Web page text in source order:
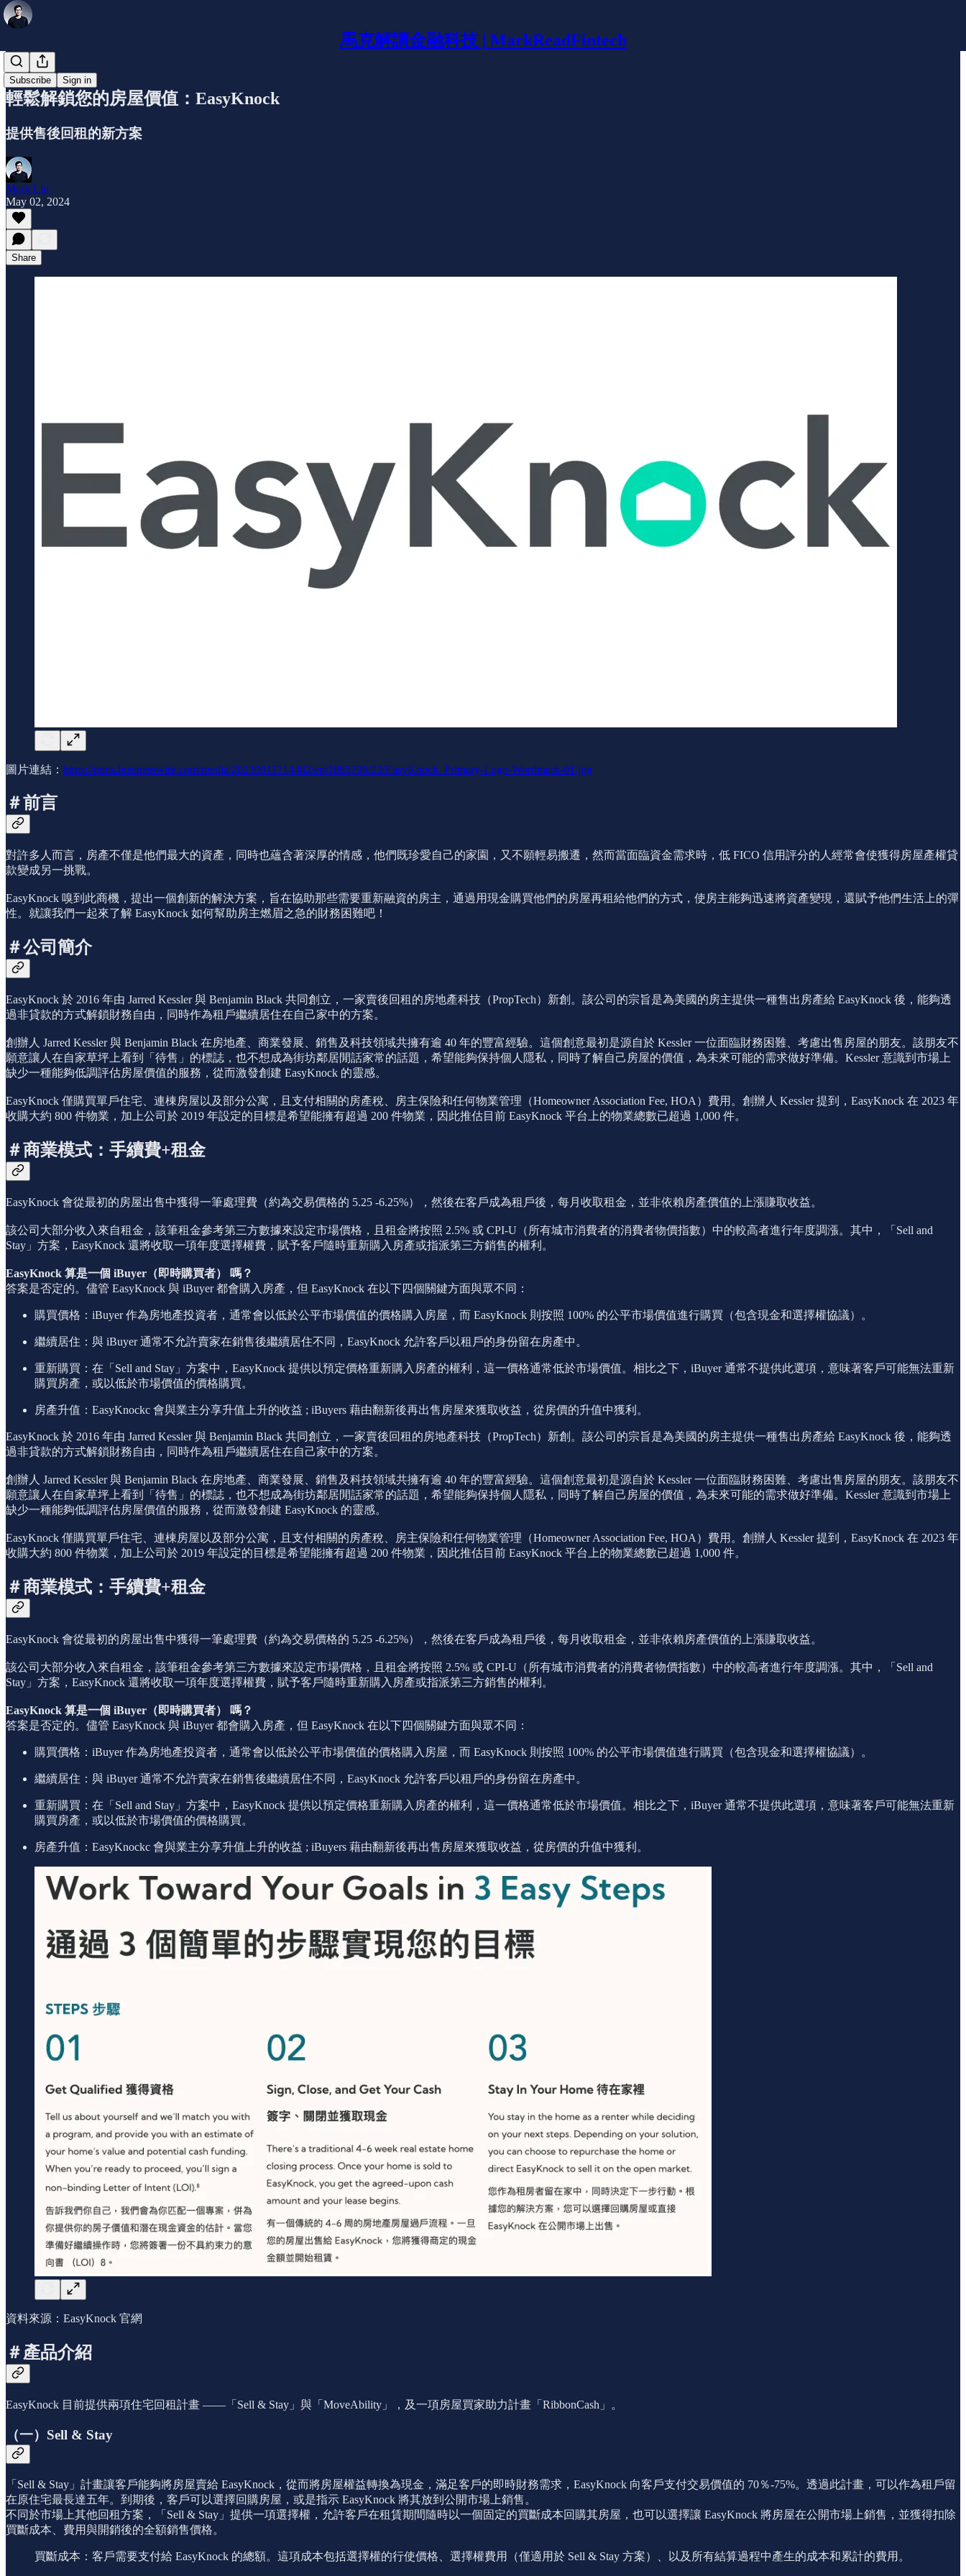
馬克解讀金融科技 | MarkReadFintech
Subscribe Sign in
公司介紹
輕鬆解鎖您的房屋價值：EasyKnock
提供售後回租的新方案
Mark Lin
May 02, 2024
Share
圖片連結： https://mms.businesswire.com/media/20230911714482/en/1885796/23/EasyKnock_Primary-Logo-Wordmark-01.jpg
＃前言
對許多人而言，房產不僅是他們最大的資產，同時也蘊含著深厚的情感，他們既珍愛自己的家園，又不願輕易搬遷，然而當面臨資金需求時，低 FICO 信用評分的人經常會使獲得房屋產權貸
款變成另一挑戰。
EasyKnock 嗅到此商機，提出一個創新的解決方案，旨在協助那些需要重新融資的房主，通過用現金購買他們的房屋再租給他們的方式，使房主能夠迅速將資產變現，還賦予他們生活上的彈
性。就讓我們一起來了解 EasyKnock 如何幫助房主燃眉之急的財務困難吧！
＃公司簡介
EasyKnock 於 2016 年由 Jarred Kessler 與 Benjamin Black 共同創立，一家賣後回租的房地產科技（PropTech）新創。該公司的宗旨是為美國的房主提供一種售出房產給 EasyKnock 後，能夠透
過非貸款的方式解鎖財務自由，同時作為租戶繼續居住在自己家中的方案。
創辦人 Jarred Kessler 與 Benjamin Black 在房地產、商業發展、銷售及科技領域共擁有逾 40 年的豐富經驗。這個創意最初是源自於 Kessler 一位面臨財務困難、考慮出售房屋的朋友。該朋友不
願意讓人在自家草坪上看到「待售」的標誌，也不想成為街坊鄰居閒話家常的話題，希望能夠保持個人隱私，同時了解自己房屋的價值，為未來可能的需求做好準備。Kessler 意識到市場上
缺少一種能夠低調評估房屋價值的服務，從而激發創建 EasyKnock 的靈感。
EasyKnock 僅購買單戶住宅、連棟房屋以及部分公寓，且支付相關的房產稅、房主保險和任何物業管理（Homeowner Association Fee, HOA）費用。創辦人 Kessler 提到，EasyKnock 在 2023 年
收購大約 800 件物業，加上公司於 2019 年設定的目標是希望能擁有超過 200 件物業，因此推估目前 EasyKnock 平台上的物業總數已超過 1,000 件。
＃商業模式：手續費+租金
EasyKnock 會從最初的房屋出售中獲得一筆處理費（約為交易價格的 5.25 -6.25%），然後在客戶成為租戶後，每月收取租金，並非依賴房產價值的上漲賺取收益。
該公司大部分收入來自租金，該筆租金參考第三方數據來設定市場價格，且租金將按照 2.5% 或 CPI-U（所有城市消費者的消費者物價指數）中的較高者進行年度調漲。其中，「Sell and
Stay」方案，EasyKnock 還將收取一項年度選擇權費，賦予客戶隨時重新購入房產或指派第三方銷售的權利。
EasyKnock 算是一個 iBuyer（即時購買者） 嗎？
答案是否定的。儘管 EasyKnock 與 iBuyer 都會購入房產，但 EasyKnock 在以下四個關鍵方面與眾不同：
購買價格：iBuyer 作為房地產投資者，通常會以低於公平市場價值的價格購入房屋，而 EasyKnock 則按照 100% 的公平市場價值進行購買（包含現金和選擇權協議）。
繼續居住：與 iBuyer 通常不允許賣家在銷售後繼續居住不同，EasyKnock 允許客戶以租戶的身份留在房產中。
重新購買：在「Sell and Stay」方案中，EasyKnock 提供以預定價格重新購入房產的權利，這一價格通常低於市場價值。相比之下，iBuyer 通常不提供此選項，意味著客戶可能無法重新
購買房產，或以低於市場價值的價格購買。
房產升值：EasyKnockc 會與業主分享升值上升的收益 ; iBuyers 藉由翻新後再出售房屋來獲取收益，從房價的升值中獲利。
EasyKnock 於 2016 年由 Jarred Kessler 與 Benjamin Black 共同創立，一家賣後回租的房地產科技（PropTech）新創。該公司的宗旨是為美國的房主提供一種售出房產給 EasyKnock 後，能夠透
過非貸款的方式解鎖財務自由，同時作為租戶繼續居住在自己家中的方案。
創辦人 Jarred Kessler 與 Benjamin Black 在房地產、商業發展、銷售及科技領域共擁有逾 40 年的豐富經驗。這個創意最初是源自於 Kessler 一位面臨財務困難、考慮出售房屋的朋友。該朋友不
願意讓人在自家草坪上看到「待售」的標誌，也不想成為街坊鄰居閒話家常的話題，希望能夠保持個人隱私，同時了解自己房屋的價值，為未來可能的需求做好準備。Kessler 意識到市場上
缺少一種能夠低調評估房屋價值的服務，從而激發創建 EasyKnock 的靈感。
EasyKnock 僅購買單戶住宅、連棟房屋以及部分公寓，且支付相關的房產稅、房主保險和任何物業管理（Homeowner Association Fee, HOA）費用。創辦人 Kessler 提到，EasyKnock 在 2023 年
收購大約 800 件物業，加上公司於 2019 年設定的目標是希望能擁有超過 200 件物業，因此推估目前 EasyKnock 平台上的物業總數已超過 1,000 件。
＃商業模式：手續費+租金
EasyKnock 會從最初的房屋出售中獲得一筆處理費（約為交易價格的 5.25 -6.25%），然後在客戶成為租戶後，每月收取租金，並非依賴房產價值的上漲賺取收益。
該公司大部分收入來自租金，該筆租金參考第三方數據來設定市場價格，且租金將按照 2.5% 或 CPI-U（所有城市消費者的消費者物價指數）中的較高者進行年度調漲。其中，「Sell and
Stay」方案，EasyKnock 還將收取一項年度選擇權費，賦予客戶隨時重新購入房產或指派第三方銷售的權利。
EasyKnock 算是一個 iBuyer（即時購買者） 嗎？
答案是否定的。儘管 EasyKnock 與 iBuyer 都會購入房產，但 EasyKnock 在以下四個關鍵方面與眾不同：
購買價格：iBuyer 作為房地產投資者，通常會以低於公平市場價值的價格購入房屋，而 EasyKnock 則按照 100% 的公平市場價值進行購買（包含現金和選擇權協議）。
繼續居住：與 iBuyer 通常不允許賣家在銷售後繼續居住不同，EasyKnock 允許客戶以租戶的身份留在房產中。
重新購買：在「Sell and Stay」方案中，EasyKnock 提供以預定價格重新購入房產的權利，這一價格通常低於市場價值。相比之下，iBuyer 通常不提供此選項，意味著客戶可能無法重新
購買房產，或以低於市場價值的價格購買。
房產升值：EasyKnockc 會與業主分享升值上升的收益 ; iBuyers 藉由翻新後再出售房屋來獲取收益，從房價的升值中獲利。
資料來源：EasyKnock 官網
＃產品介紹
EasyKnock 目前提供兩項住宅回租計畫 ——「Sell & Stay」與「MoveAbility」，及一項房屋買家助力計畫「RibbonCash」。
（一）Sell & Stay
「Sell & Stay」計畫讓客戶能夠將房屋賣給 EasyKnock，從而將房屋權益轉換為現金，滿足客戶的即時財務需求，EasyKnock 向客戶支付交易價值的 70％-75%。透過此計畫，可以作為租戶留
在原住宅最長達五年。到期後，客戶可以選擇回購房屋，或是指示 EasyKnock 將其放到公開市場上銷售。
不同於市場上其他回租方案，「Sell & Stay」提供一項選擇權，允許客戶在租賃期間隨時以一個固定的買斷成本回購其房屋，也可以選擇讓 EasyKnock 將房屋在公開市場上銷售，並獲得扣除
買斷成本、費用與開銷後的全額銷售價格。
買斷成本：客戶需要支付給 EasyKnock 的總額。這項成本包括選擇權的行使價格、選擇權費用（僅適用於 Sell & Stay 方案）、以及所有結算過程中產生的成本和累計的費用。